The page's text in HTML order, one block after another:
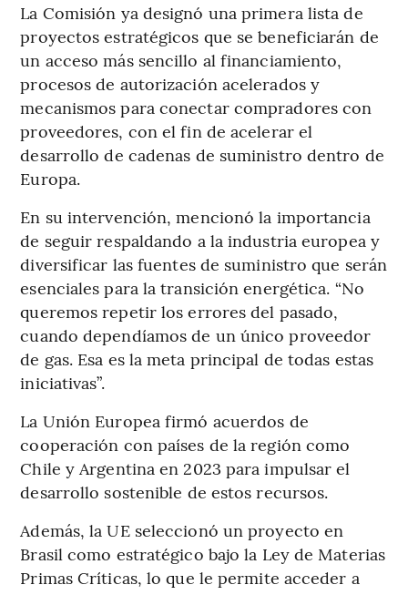
La Comisión ya designó una primera lista de
proyectos estratégicos que se beneficiarán de
un acceso más sencillo al financiamiento,
procesos de autorización acelerados y
mecanismos para conectar compradores con
proveedores, con el fin de acelerar el
desarrollo de cadenas de suministro dentro de
Europa.
En su intervención, mencionó la importancia
de seguir respaldando a la industria europea y
diversificar las fuentes de suministro que serán
esenciales para la transición energética. “No
queremos repetir los errores del pasado,
cuando dependíamos de un único proveedor
de gas. Esa es la meta principal de todas estas
iniciativas”.
La Unión Europea firmó acuerdos de
cooperación con países de la región como
Chile y Argentina en 2023 para impulsar el
desarrollo sostenible de estos recursos.
Además, la UE seleccionó un proyecto en
Brasil como estratégico bajo la Ley de Materias
Primas Críticas, lo que le permite acceder a